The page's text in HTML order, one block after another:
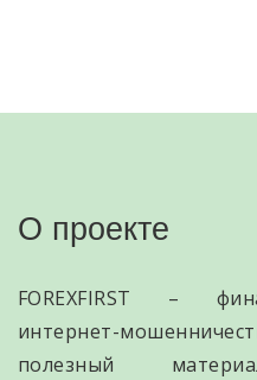
О проекте
FOREXFIRST –
интернет-
полезный